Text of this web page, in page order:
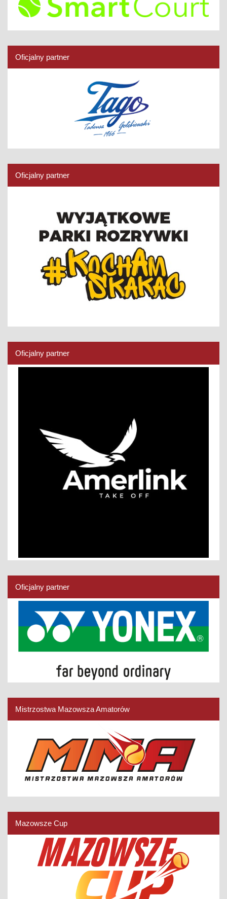
Oficjalny partner
Oficjalny partner
Oficjalny partner
Oficjalny partner
Mistrzostwa Mazowsza Amatorów
Mazowsze Cup